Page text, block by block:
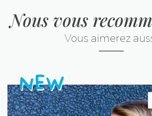
Nous vous
Vous aimerez